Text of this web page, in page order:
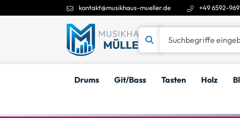
kontakt@musikhaus-mueller.de +49 6592-
Drums Git/Bass Tasten Holz